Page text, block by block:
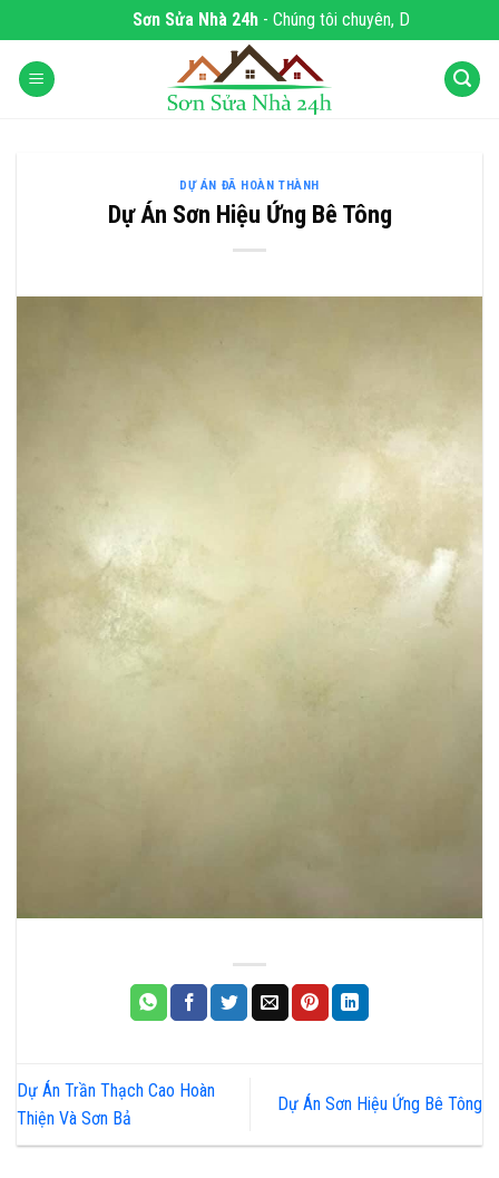
to
content
Sơn Sửa Nhà 24h- Chúng tôi chuyên, DỊCH VỤ SƠN
DỰ ÁN ĐÃ HOÀN THÀNH
Dự Án Sơn Hiệu Ứng Bê Tông
Dự Án Trần Thạch Cao Hoàn
Thiện Và Sơn Bả
Dự Án Sơn Hiệu Ứng Bê Tông